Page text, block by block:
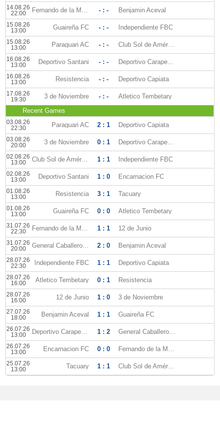
14.08.26
22:00
Fernando de la Mora - : - Benjamin Aceval
15.08.26
13:00
Guaireña FC - : - Independiente FBC
15.08.26
13:00
Paraguari AC - : - Club Sol de América
16.08.26
13:00
Deportivo Santani - : - Deportivo Carapegua
16.08.26
13:00
Resistencia - : - Deportivo Capiata
17.08.26
19:30
3 de Noviembre - : -
Atletico Tembetary
Recent Games
03.08.26
22:30
Paraguari AC 2 : 1 Deportivo Capiata
03.08.26
20:00
3 de Noviembre 0 : 1 Deportivo Carapegua
02.08.26
13:00
Club Sol de América 1 : 1 Independiente FBC
02.08.26
13:00
Deportivo Santani 1 : 0 Encarnacion FC
01.08.26
13:00
Resistencia 3 : 1 Tacuary
01.08.26
13:00
Guaireña FC 0 : 0 Atletico Tembetary
31.07.26
22:30
Fernando de la Mora 1 : 1 12 de Junio
31.07.26
20:00
General Caballero JLM 2 : 0 Benjamin Aceval
28.07.26
22:30
Independiente FBC 1 : 1 Deportivo Capiata
28.07.26
16:00
Atletico Tembetary 0 : 1 Resistencia
28.07.26
16:00
12 de Junio 1 : 0 3 de Noviembre
27.07.26
18:00
Benjamin Aceval 1 : 1 Guaireña FC
26.07.26
13:00
Deportivo Carapegua 1 : 2 General Caballero JLM
26.07.26
13:00
Encarnacion FC 0 : 0 Fernando de la Mora
25.07.26
13:00
Tacuary 1 : 1 Club Sol de América